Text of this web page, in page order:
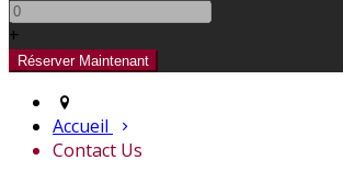
+
Accueil
Contact Us